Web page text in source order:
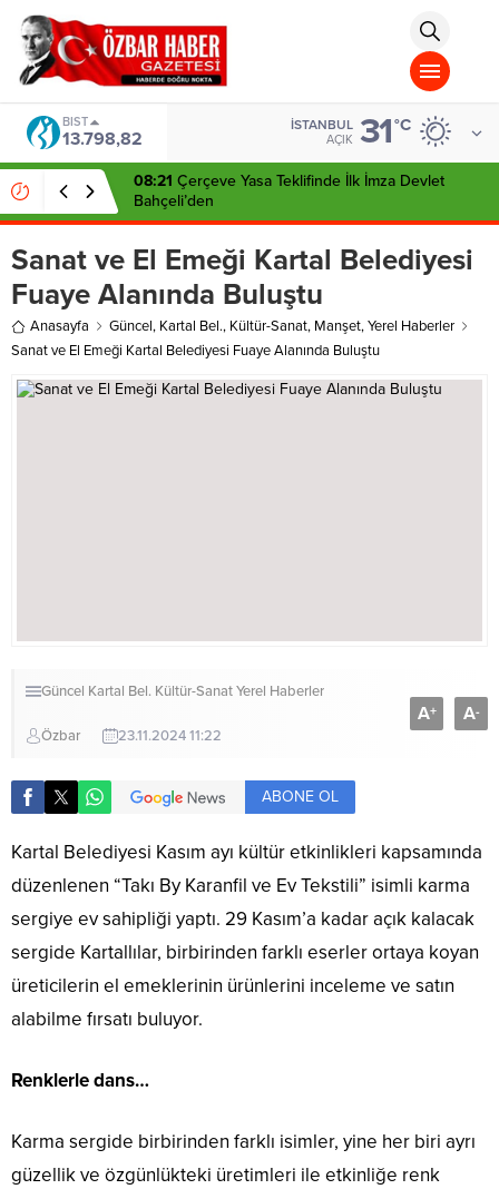
islami
chat
omegla
türk
sohbet
cinsel
sohbet
dini
chat
BIST
13.798,82
İSTANBUL
AÇIK 31°C
08:21 Çerçeve Yasa Teklifinde İlk İmza Devlet
Bahçeli’den
Sanat ve El Emeği Kartal Belediyesi
Fuaye Alanında Buluştu
Anasayfa Güncel, Kartal Bel., Kültür-Sanat, Manşet,Yerel Haberler
Sanat ve El Emeği Kartal Belediyesi Fuaye Alanında Buluştu
Güncel Kartal Bel. Kültür-SanatYerel Haberler
Özbar 23.11.2024 11:22
A+ A-
ABONE OL
Kartal Belediyesi Kasım ayı kültür etkinlikleri kapsamında
düzenlenen “Takı By Karanfil ve Ev Tekstili” isimli karma
sergiye ev sahipliği yaptı. 29 Kasım’a kadar açık kalacak
sergide Kartallılar, birbirinden farklı eserler ortaya koyan
üreticilerin el emeklerinin ürünlerini inceleme ve satın
alabilme fırsatı buluyor.
Renklerle dans…
Karma sergide birbirinden farklı isimler, yine her biri ayrı
güzellik ve özgünlükteki üretimleri ile etkinliğe renk